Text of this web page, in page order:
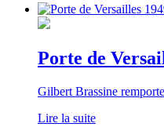
Porte de
Gilbert Brassine
Lire la suite